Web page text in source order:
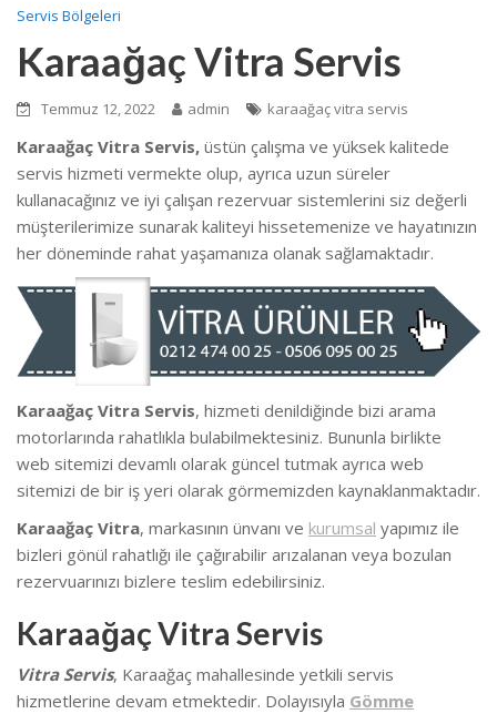
Servis Bölgeleri
Karaağaç Vitra Servis
Temmuz 12, 2022 admin karaağaç vitra servis
Karaağaç Vitra Servis, üstün çalışma ve yüksek kalitede
servis hizmeti vermekte olup, ayrıca uzun süreler
kullanacağınız ve iyi çalışan rezervuar sistemlerini siz değerli
müşterilerimize sunarak kaliteyi hissetemenize ve hayatınızın
her döneminde rahat yaşamanıza olanak sağlamaktadır.
Karaağaç Vitra Servis, hizmeti denildiğinde bizi arama
motorlarında rahatlıkla bulabilmektesiniz. Bununla birlikte
web sitemizi devamlı olarak güncel tutmak ayrıca web
sitemizi de bir iş yeri olarak görmemizden kaynaklanmaktadır.
Karaağaç Vitra, markasının ünvanı ve kurumsal yapımız ile
bizleri gönül rahatlığı ile çağırabilir arızalanan veya bozulan
rezervuarınızı bizlere teslim edebilirsiniz.
Karaağaç Vitra Servis
Vitra Servis, Karaağaç mahallesinde yetkili servis
hizmetlerine devam etmektedir. Dolayısıyla Gömme